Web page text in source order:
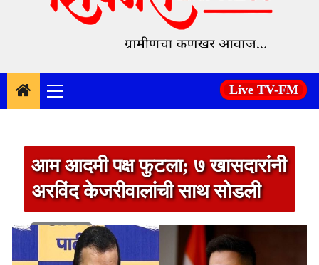
Primary
Menu
Live TV-FM
आम आदमी पक्ष फुटला; ७ खासदारांनी
अरविंद केजरीवालांची साथ सोडली
1 min read